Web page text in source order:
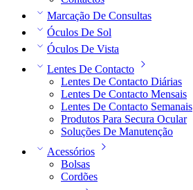
Marcação De Consultas
Óculos De Sol
Óculos De Vista
Lentes De Contacto
Lentes De Contacto Diárias
Lentes De Contacto Mensais
Lentes De Contacto Semanais
Produtos Para Secura Ocular
Soluções De Manutenção
Acessórios
Bolsas
Cordões